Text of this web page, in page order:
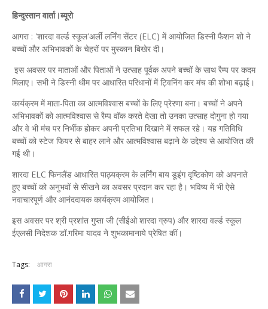
हिन्दुस्तान वार्ता।ब्यूरो
आगरा : 'शारदा वर्ल्ड स्कूल'अर्ली लर्निंग सेंटर (ELC) में आयोजित डिस्नी फैशन शो ने
बच्चों और अभिभावकों के चेहरों पर मुस्कान बिखेर दी।
इस अवसर पर माताओं और पिताओं ने उत्साह पूर्वक अपने बच्चों के साथ रैम्प पर कदम
मिलाए। सभी ने डिस्नी थीम पर आधारित परिधानों में ट्विनिंग कर मंच की शोभा बढ़ाई।
कार्यक्रम में माता-पिता का आत्मविश्वास बच्चों के लिए प्रेरणा बना। बच्चों ने अपने
अभिभावकों को आत्मविश्वास से रैम्प वॉक करते देखा तो उनका उत्साह दोगुना हो गया
और वे भी मंच पर निर्भीक होकर अपनी प्रतिभा दिखाने में सफल रहे। यह गतिविधि
बच्चों को स्टेज फियर से बाहर लाने और आत्मविश्वास बढ़ाने के उद्देश्य से आयोजित की
गई थी।
शारदा ELC फिनलैंड आधारित पाठ्यक्रम के लर्निंग बाय डूइंग दृष्टिकोण को अपनाते
हुए बच्चों को अनुभवों से सीखने का अवसर प्रदान कर रहा है। भविष्य में भी ऐसे
नवाचारपूर्ण और आनंददायक कार्यक्रम आयोजित।
इस अवसर पर श्री प्रशांत गुप्ता जी (सीईओ शारदा ग्रुप) और शारदा वर्ल्ड स्कूल
ईएलसी निदेशक डॉ.गरिमा यादव ने शुभकामानाये प्रेषित कीं।
Tags: आगरा